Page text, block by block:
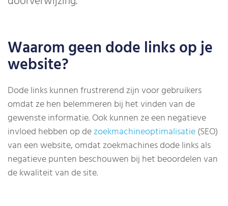
Waarom geen dode links op je
website?
Dode links kunnen frustrerend zijn voor gebruikers
omdat ze hen belemmeren bij het vinden van de
gewenste informatie. Ook kunnen ze een negatieve
invloed hebben op dezoekmachineoptimalisatie(SEO)
van een website, omdat zoekmachines dode links als
negatieve punten beschouwen bij het beoordelen van
de kwaliteit van de site.